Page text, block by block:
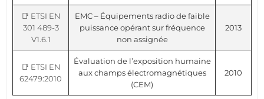
📑 ETSI EN
301 489-3
V1.6.1
EMC – Équipements radio de faible
puissance opérant sur fréquence
non assignée
2013
📑 ETSI EN
62479:2010
Évaluation de l’exposition humaine
aux champs électromagnétiques
(CEM)
2010